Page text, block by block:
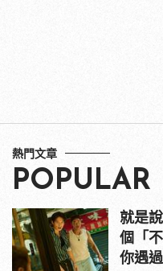
熱門文章
POPULAR
就是
個「
你遇